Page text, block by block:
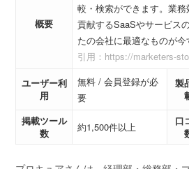
概要
較・検索ができます。業
貢献するSaaSやサービス
たの会社に最適なものが今
引用：https://marketers-
ユーザー利
用
無料 / 会員登録が必
要
製
掲載ツール
数
約1,500件以上
口